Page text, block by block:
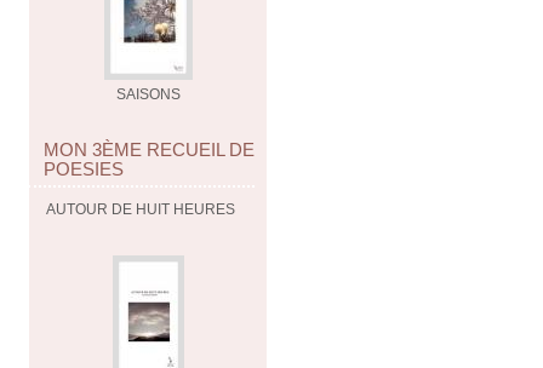
SAISONS
MON 3ÈME RECUEIL DE
POESIES
AUTOUR DE HUIT HEURES